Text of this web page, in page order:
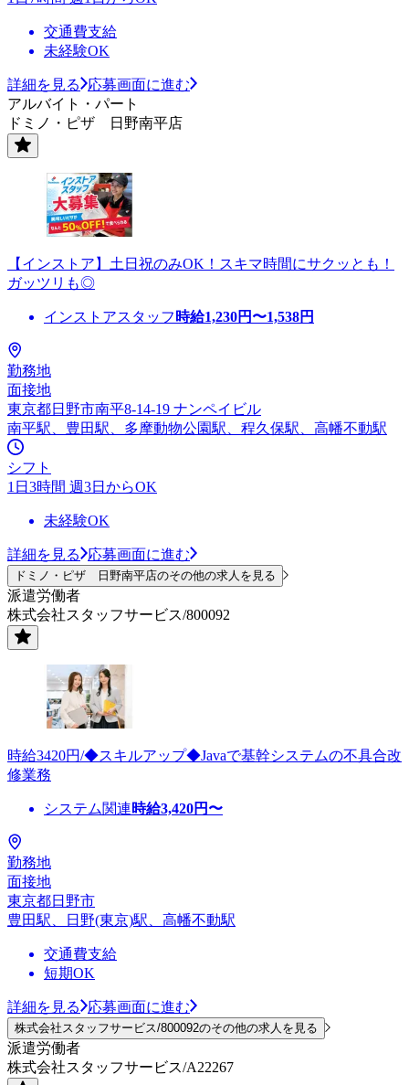
交通費支給
未経験OK
詳細を見る
応募画面に進む
アルバイト・パート
ドミノ・ピザ 日野南平店
【インストア】土日祝のみOK！スキマ時間にサクッとも！
ガッツリも◎
インストアスタッフ 時給1,230円〜1,538円
勤務地
面接地
東京都日野市南平8-14-19 ナンペイビル
南平駅、豊田駅、多摩動物公園駅、程久保駅、高幡不動駅
シフト
1日3時間 週3日からOK
未経験OK
詳細を見る 応募画面に進む
ドミノ・ピザ 日野南平店のその他の求人を見る
派遣労働者
株式会社スタッフサービス/800092
時給3420円/◆スキルアップ◆Javaで基幹システムの不具合改
修業務
システム関連時給3,420円〜
勤務地
面接地
東京都日野市
豊田駅、日野(東京)駅、高幡不動駅
交通費支給
短期OK
詳細を見る 応募画面に進む
株式会社スタッフサービス/800092のその他の求人を見る
派遣労働者
株式会社スタッフサービス/A22267